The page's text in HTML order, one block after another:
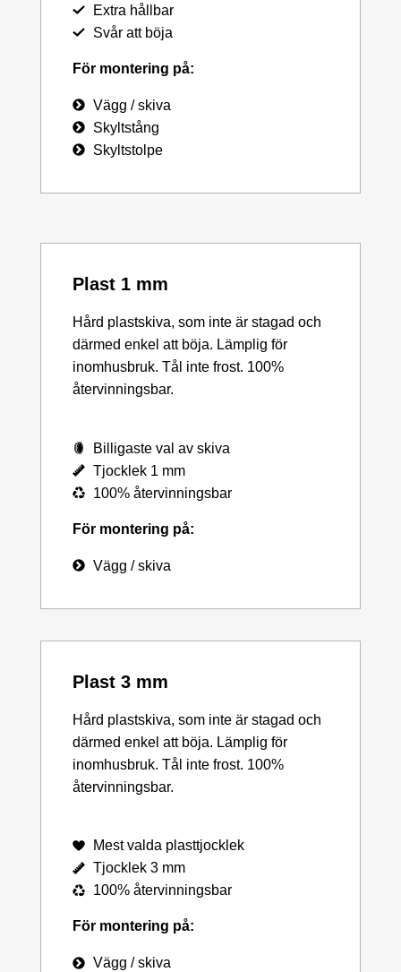
Extra hållbar
Svår att böja
För montering på:
Vägg / skiva
Skyltstång
Skyltstolpe
Plast 1 mm
Hård plastskiva, som inte är stagad och
därmed enkel att böja. Lämplig för
inomhusbruk. Tål inte frost. 100%
återvinningsbar.
Billigaste val av skiva
Tjocklek 1 mm
100% återvinningsbar
För montering på:
Vägg / skiva
Plast 3 mm
Hård plastskiva, som inte är stagad och
därmed enkel att böja. Lämplig för
inomhusbruk. Tål inte frost. 100%
återvinningsbar.
Mest valda plasttjocklek
Tjocklek 3 mm
100% återvinningsbar
För montering på:
Vägg / skiva